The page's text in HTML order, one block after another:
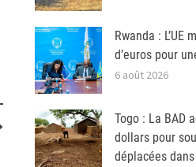
Rwanda :
d’euros pour
6 août 2026
Togo : La BAD
dollars pour
déplacées